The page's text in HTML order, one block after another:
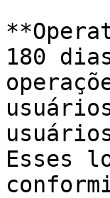
180
Esses